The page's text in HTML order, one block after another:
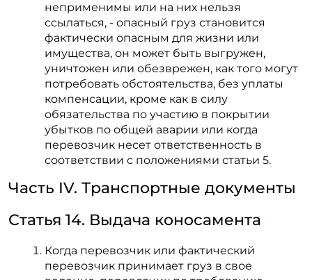
неприменимы или на них нельзя
ссылаться, - опасный груз становится
фактически опасным для жизни или
имущества, он может быть выгружен,
уничтожен или обезврежен, как того могут
потребовать обстоятельства, без уплаты
компенсации, кроме как в силу
обязательства по участию в покрытии
убытков по общей аварии или когда
перевозчик несет ответственность в
соответствии с положениями статьи 5.
Часть IV. Транспортные документы
Статья 14. Выдача коносамента
Когда перевозчик или фактический
перевозчик принимает груз в свое